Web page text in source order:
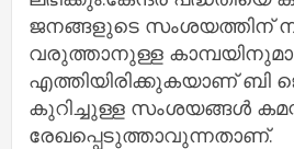
ജനങ്ങളുടെ സംശയത്തിന്
വരുത്താനുള്ള
എത്തിയിരിക്കുകയാണ് ബി
കുറിച്ചുള്ള സംശയങ്ങള്‍
രേഖപ്പെടുത്താവുന്നതാണ്.